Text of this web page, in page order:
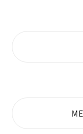
華のあるフレーム
ギャップが楽しい
本日もご覧くだ